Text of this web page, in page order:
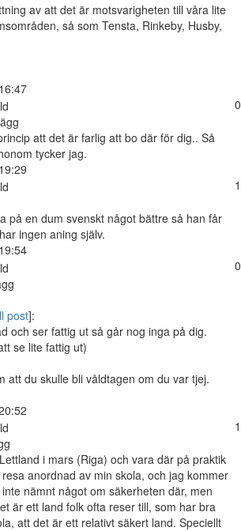
av att det är motsvarigheten till våra lite
så som Tensta, Rinkeby, Husby,
0
att det är farlig att bo där för dig.. Så
tycker jag.
1
på en dum svenskt något bättre så han får
ingen aning själv.
0
post]:
och ser fattig ut så går nog inga på dig.
se lite fattig ut)
att du skulle bli våldtagen om du var tjej.
1
i mars (Riga) och vara där på praktik
anordnad av min skola, och jag kommer
nämnt något om säkerheten där, men
är ett land folk ofta reser till, som har bra
att det är ett relativt säkert land. Speciellt